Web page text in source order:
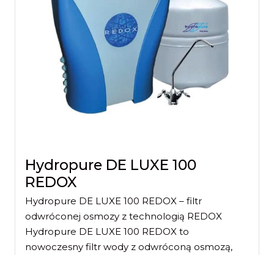
Hydropure DE LUXE 100
REDOX
Hydropure DE LUXE 100 REDOX – filtr
odwróconej osmozy z technologią REDOX
Hydropure DE LUXE 100 REDOX to
nowoczesny filtr wody z odwróconą osmozą,